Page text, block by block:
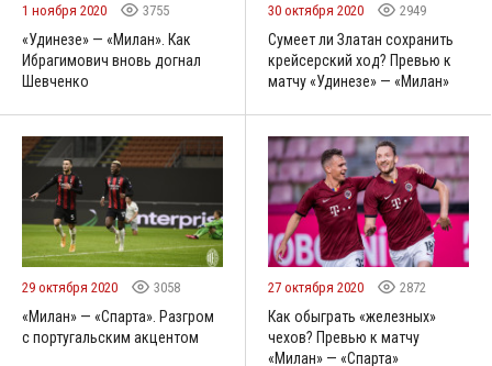
1 ноября 2020 3755
«Удинезе» — «Милан». Как
Ибрагимович вновь догнал
Шевченко
30 октября 2020 2949
Сумеет ли Златан сохранить
крейсерский ход? Превью к
матчу «Удинезе» — «Милан»
29 октября 2020 3058
«Милан» — «Спарта». Разгром
с португальским акцентом
27 октября 2020 2872
Как обыграть «железных»
чехов? Превью к матчу
«Милан» — «Спарта»